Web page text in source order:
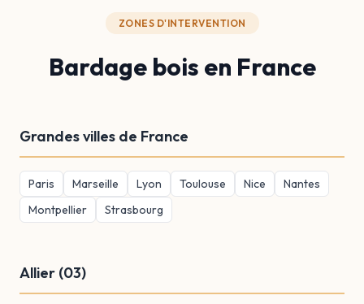
ZONES D'INTERVENTION
Bardage bois en France
Grandes villes de France
Paris Marseille Lyon Toulouse Nice
Nantes
Montpellier
Strasbourg
Allier (03)